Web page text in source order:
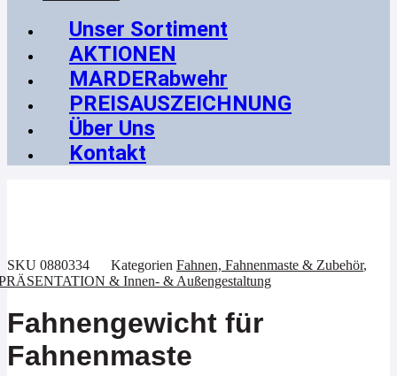
Unser Sortiment
AKTIONEN
MARDERabwehr
PREISAUSZEICHNUNG
Über Uns
Kontakt
SKU 0880334 Kategorien Fahnen, Fahnenmaste & Zubehör,
& Innen- & Außengestaltung
Fahnengewicht für
Fahnenmaste